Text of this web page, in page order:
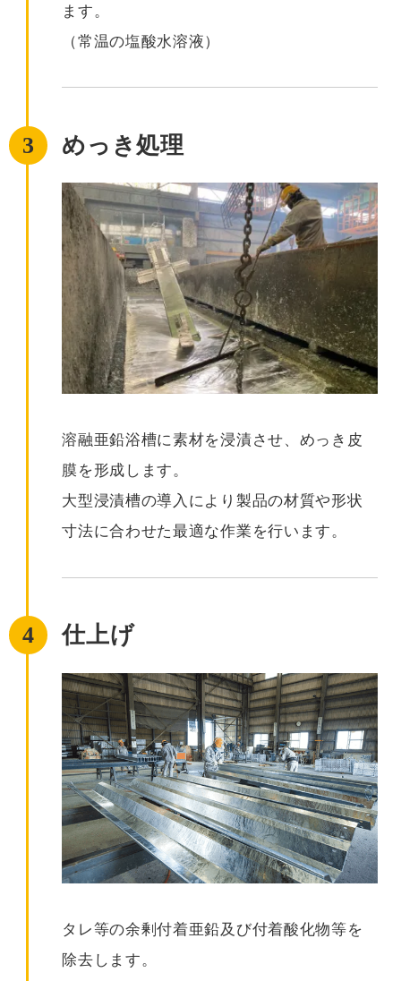
ます。
（常温の塩酸水溶液）
3 めっき処理
溶融亜鉛浴槽に素材を浸漬させ、めっき皮
膜を形成します。
大型浸漬槽の導入により製品の材質や形状
寸法に合わせた最適な作業を行います。
4 仕上げ
タレ等の余剰付着亜鉛及び付着酸化物等を
除去します。